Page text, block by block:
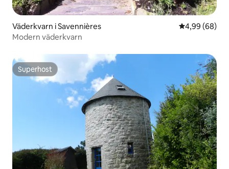
Väderkvarn i Savennières 4,99 av 5 i
4,99 (68)
Modern väderkvarn
Superhost
Superhost